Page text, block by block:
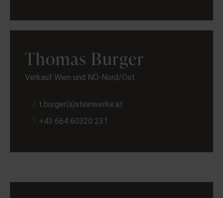
Thomas Burger
Verkauf Wien und NÖ-Nord/Ost
t.burger(a)steinwerke.at
+43 664 60320 231